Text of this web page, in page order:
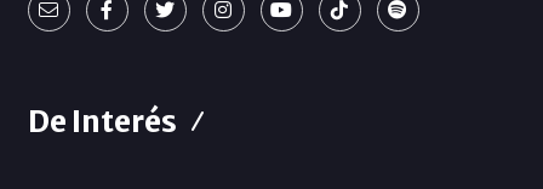
De Interés